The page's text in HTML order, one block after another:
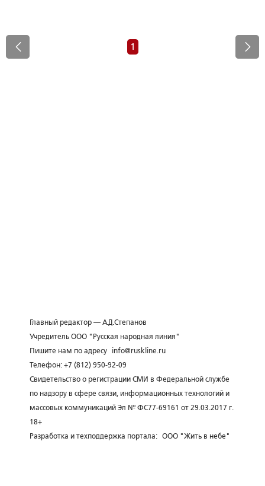
1
Главный редактор — А.Д.Степанов
Учредитель ООО "Русская народная линия"
Пишите нам по адресу
info@ruskline.ru
Телефон: +7 (812) 950-92-09
Свидетельство о регистрации СМИ в Федеральной службе
по надзору в сфере связи, информационных технологий и
массовых коммуникаций Эл № ФС77-69161 от 29.03.2017 г.
18+
Разработка и техподдержка портала: ООО "Жить в небе"